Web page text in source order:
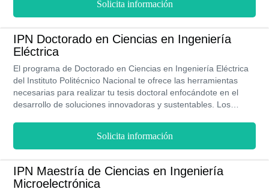
esto y más, lo puedes obtener al estudiar durante 4 años y de
forma presencial la carrera de Ingeniería Mecatrónica en la
Universidad Iberoamericana.
Solicita información
IPN Doctorado en Ciencias en Ingeniería
Eléctrica
El programa de Doctorado en Ciencias en Ingeniería Eléctrica
del Instituto Politécnico Nacional te ofrece las herramientas
necesarias para realizar tu tesis doctoral enfocándote en el
desarrollo de soluciones innovadoras y sustentables. Los
presencial y en un tiempo de 4 años, mejorará tu salario en un
64% y es dictado en su sede ubicada en Gustavo A. Madero.
Solicita información
IPN Maestría de Ciencias en Ingeniería
Microelectrónica